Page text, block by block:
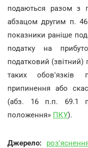
подаються разом з
абзацом другим п.
показники раніше
податку на
податковий
таких обов'язків
припинення або
(абз. 16 п.п. 69.1
положення» ПКУ).
Джерело: